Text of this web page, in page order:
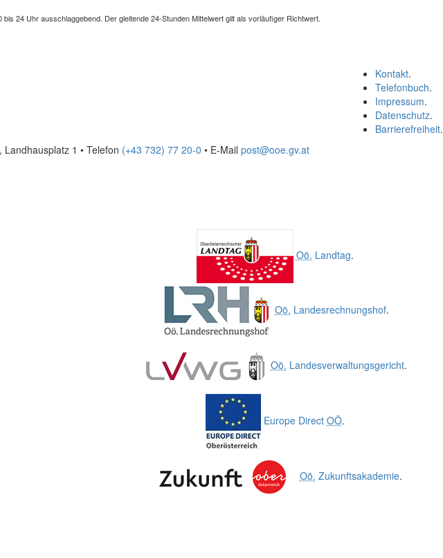
24 Uhr ausschlaggebend. Der gleitende 24-Stunden Mittelwert gilt als vorläufiger Richtwert.
Kontakt.
Telefonbuch.
Impressum.
Datenschutz.
Barrierefreiheit.
1 • Telefon (+43 732) 77 20-0 • E-Mail post@ooe.gv.at
Oö. Landtag.
Oö. Landesrechnungshof.
Oö. Landesverwaltungsgericht.
Europe Direct OÖ.
Oö. Zukunftsakademie.